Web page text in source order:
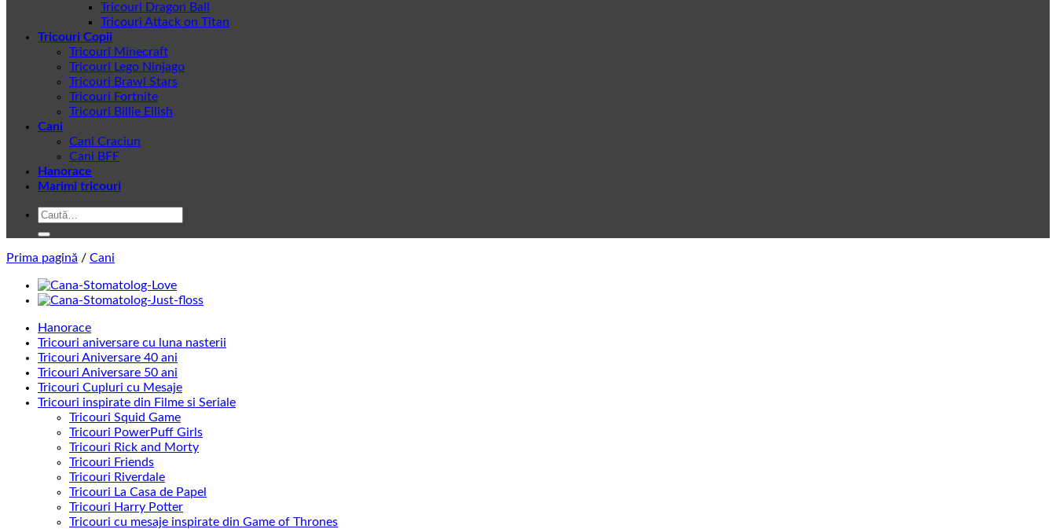
Tricouri Dragon Ball
Tricouri Attack on Titan
Tricouri Copii
Tricouri Minecraft
Tricouri Lego Ninjago
Tricouri Brawl Stars
Tricouri Fortnite
Tricouri Billie Eilish
Cani
Cani Craciun
Cani BFF
Hanorace
Marimi tricouri
Caută
Prima pagină / Cani
Hanorace
Tricouri aniversare cu luna nasterii
Tricouri Aniversare 40 ani
Tricouri Aniversare 50 ani
Tricouri Cupluri cu Mesaje
Tricouri inspirate din Filme si Seriale
Tricouri Squid Game
Tricouri PowerPuff Girls
Tricouri Rick and Morty
Tricouri Friends
Tricouri Riverdale
Tricouri La Casa de Papel
Tricouri Harry Potter
Tricouri cu mesaje inspirate din Game of Thrones